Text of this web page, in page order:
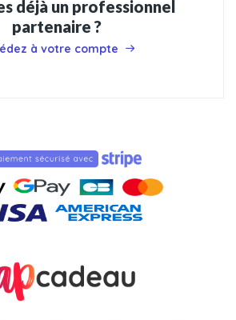
déjà un professionnel
partenaire ?
à votre compte